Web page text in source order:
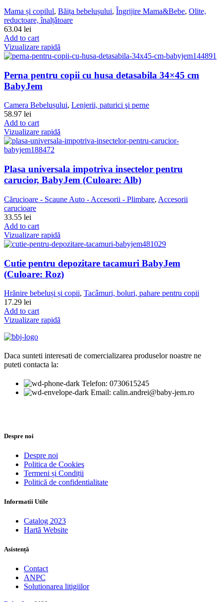
Mama și copilul, Băița bebelușului, Îngrijire Mama&Bebe, Olite,
reductoare, înalțǎtoare
63.04 lei
Add to cart
Vizualizare rapidă
Perna pentru copii cu husa detasabila 34×45 cm
BabyJem
Camera Bebelușului, Lenjerii, paturici şi perne
58.97 lei
Add to cart
Vizualizare rapidă
Plasa universala impotriva insectelor pentru
carucior, BabyJem (Culoare: Alb)
Cărucioare - Scaune Auto - Accesorii - Plimbare, Accesorii
carucioare
33.55 lei
Add to cart
Vizualizare rapidă
Cutie pentru depozitare tacamuri BabyJem
(Culoare: Roz)
Hrănire bebeluși și copii, Tacâmuri, boluri, pahare pentru copii
17.29 lei
Add to cart
Vizualizare rapidă
Daca sunteti interesati de comercializarea produselor noastre ne
puteti contacta la:
Telefon: 0730615245
Email: calin.andrei@baby-jem.ro
Despre noi
Despre noi
Politica de Cookies
Termeni și Condiții
Politică de confidentialitate
Informatii Utile
Catalog 2023
Hartă Website
Asistență
Contact
ANPC
Solutionarea litigiilor